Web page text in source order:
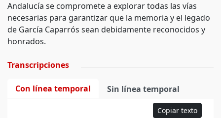
Andalucía se compromete a explorar todas las vías
necesarias para garantizar que la memoria y el legado
de García Caparrós sean debidamente reconocidos y
honrados.
Transcripciones
Con línea temporal Sin línea temporal
Copiar texto